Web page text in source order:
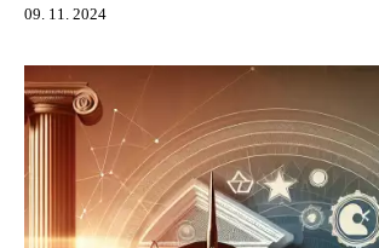
09. 11. 2024